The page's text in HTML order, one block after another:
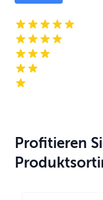
5-star reviews
4-star reviews
3-star reviews
2-star reviews
1-star reviews
Profitieren